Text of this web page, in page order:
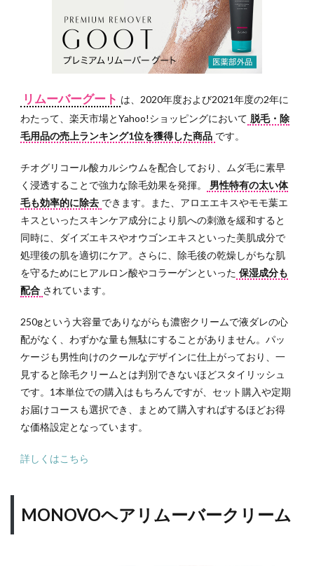
リムーバーグート は、2020年度および2021年度の2年に
わたって、楽天市場とYahoo!ショッピングにおいて 脱毛・除
毛用品の売上ランキング1位を獲得した商品 です。
チオグリコール酸カルシウムを配合しており、ムダ毛に素早
く浸透することで強力な除毛効果を発揮。
男性特有の太い体
毛も効率的に除去 できます。また、アロエエキスやモモ葉エ
キスといったスキンケア成分により肌への刺激を緩和すると
同時に、ダイズエキスやオウゴンエキスといった美肌成分で
処理後の肌を適切にケア。さらに、除毛後の乾燥しがちな肌
を守るためにヒアルロン酸やコラーゲンといった 保湿成分も
配合 されています。
250gという大容量でありながらも濃密クリームで液ダレの心
配がなく、わずかな量も無駄にすることがありません。パッ
ケージも男性向けのクールなデザインに仕上がっており、一
見すると除毛クリームとは判別できないほどスタイリッシュ
です。1本単位での購入はもちろんですが、セット購入や定期
お届けコースも選択でき、まとめて購入すればするほどお得
な価格設定となっています。
詳しくはこちら
MONOVOヘアリムーバークリーム